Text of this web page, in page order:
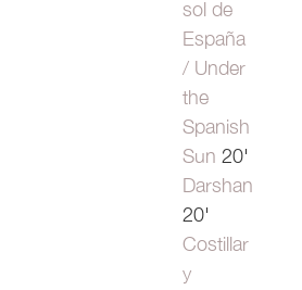
sol de
España
/ Under
the
Spanish
Sun 20'
Darshan
20'
Costillar
y